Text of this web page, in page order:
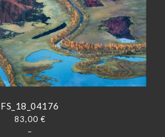
FS_18_04176
83,00 €
–